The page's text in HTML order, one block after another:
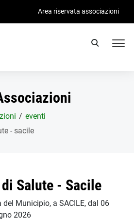
Area riservata associazioni
eventi
- sacile
Salute - Sacile
Municipio, a SACILE, dal 06
2026